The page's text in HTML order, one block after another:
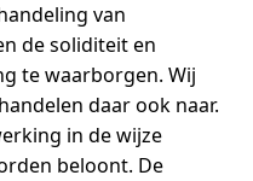
van
de soliditeit en
te waarborgen. Wij
daar ook naar.
in de wijze
beloont. De